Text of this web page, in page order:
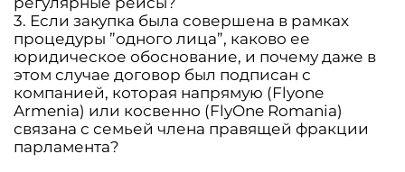
3. Если закупка была совершена в рамках
процедуры ”одного лица”, каково ее
юридическое обоснование, и почему даже в
этом случае договор был подписан с
компанией, которая напрямую (Flyоne
Armenia) или косвенно (FlyOne Romania)
связана с семьей члена правящей фракции
парламента?